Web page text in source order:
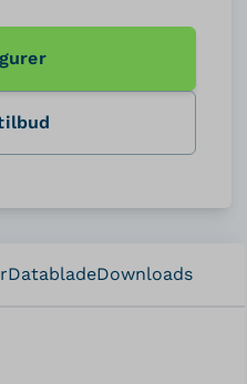
DatabladeDownloads